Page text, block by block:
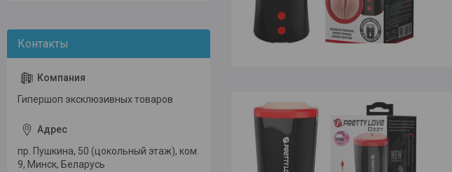
Гипершоп эксклюзивных товаров
пр. Пушкина, 50 (цокольный этаж), ком.
9, Минск, Беларусь